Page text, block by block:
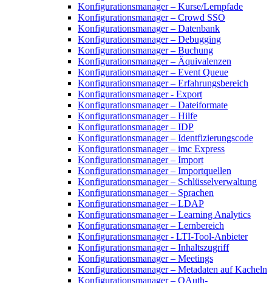
Konfigurationsmanager – Kurse/Lernpfade
Konfigurationsmanager – Crowd SSO
Konfigurationsmanager – Datenbank
Konfigurationsmanager – Debugging
Konfigurationsmanager – Buchung
Konfigurationsmanager – Äquivalenzen
Konfigurationsmanager – Event Queue
Konfigurationsmanager – Erfahrungsbereich
Konfigurationsmanager - Export
Konfigurationsmanager – Dateiformate
Konfigurationsmanager – Hilfe
Konfigurationsmanager – IDP
Konfigurationsmanager – Identfizierungscode
Konfigurationsmanager – imc Express
Konfigurationsmanager – Import
Konfigurationsmanager – Importquellen
Konfigurationsmanager – Schlüsselverwaltung
Konfigurationsmanager – Sprachen
Konfigurationsmanager – LDAP
Konfigurationsmanager – Learning Analytics
Konfigurationsmanager – Lernbereich
Konfigurationsmanager - LTI-Tool-Anbieter
Konfigurationsmanager – Inhaltszugriff
Konfigurationsmanager – Meetings
Konfigurationsmanager – Metadaten auf Kacheln
Konfigurationsmanager – OAuth-